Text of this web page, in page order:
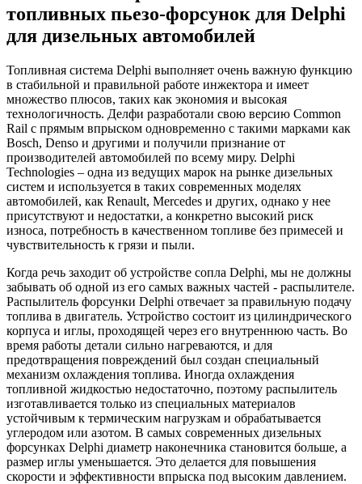
топливных пьезо-форсунок для Delphi
для дизельных автомобилей
Топливная система Delphi выполняет очень важную функцию
в стабильной и правильной работе инжектора и имеет
множество плюсов, таких как экономия и высокая
технологичность. Делфи разработали свою версию Common
Rail с прямым впрыском одновременно с такими марками как
Bosch, Denso и другими и получили признание от
производителей автомобилей по всему миру. Delphi
Technologies – одна из ведущих марок на рынке дизельных
систем и используется в таких современных моделях
автомобилей, как Renault, Mercedes и других, однако у нее
присутствуют и недостатки, а конкретно высокий риск
износа, потребность в качественном топливе без примесей и
чувствительность к грязи и пыли.
Когда речь заходит об устройстве сопла Delphi, мы не должны
забывать об одной из его самых важных частей - распылителе.
Распылитель форсунки Delphi отвечает за правильную подачу
топлива в двигатель. Устройство состоит из цилиндрического
корпуса и иглы, проходящей через его внутреннюю часть. Во
время работы детали сильно нагреваются, и для
предотвращения повреждений был создан специальный
механизм охлаждения топлива. Иногда охлаждения
топливной жидкостью недостаточно, поэтому распылитель
изготавливается только из специальных материалов
устойчивым к термическим нагрузкам и обрабатывается
углеродом или азотом. В самых современных дизельных
форсунках Delphi диаметр наконечника становится больше, а
размер иглы уменьшается. Это делается для повышения
скорости и эффективности впрыска под высоким давлением.